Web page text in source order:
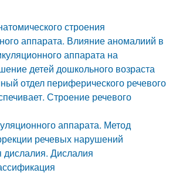
строения
аппарата. Влияние аномалиий в
аппарата на
детей дошкольного возраста
отдел периферического речевого
Строение речевого
аппарата. Метод
речевых нарушений
дислалия. Дислалия